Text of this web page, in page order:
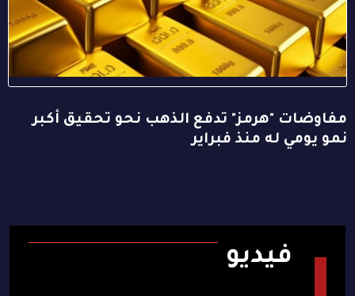
مفاوضات "هرمز" تدفع الذهب نحو تحقيق أكبر
نمو يومي له منذ فبراير
فيديو